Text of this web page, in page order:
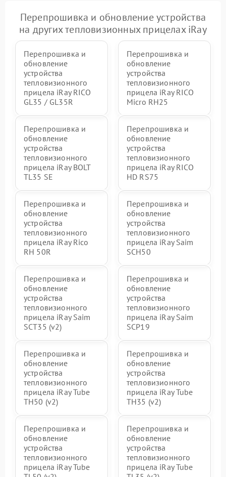
Перепрошивка и обновление устройства
на других тепловизионных прицелах iRay
Перепрошивка и
обновление
устройства
тепловизионного
прицела iRay RICO
GL35 / GL35R
Перепрошивка и
обновление
устройства
тепловизионного
прицела iRay RICO
Micro RH25
Перепрошивка и
обновление
устройства
тепловизионного
прицела iRay BOLT
TL35 SE
Перепрошивка и
обновление
устройства
тепловизионного
прицела iRay RICO
HD RS75
Перепрошивка и
обновление
устройства
тепловизионного
прицела iRay Rico
RH 50R
Перепрошивка и
обновление
устройства
тепловизионного
прицела iRay Saim
SCH50
Перепрошивка и
обновление
устройства
тепловизионного
прицела iRay Saim
SCT35 (v2)
Перепрошивка и
обновление
устройства
тепловизионного
прицела iRay Saim
SCP19
Перепрошивка и
обновление
устройства
тепловизионного
прицела iRay Tube
TH50 (v2)
Перепрошивка и
обновление
устройства
тепловизионного
прицела iRay Tube
TH35 (v2)
Перепрошивка и
обновление
устройства
тепловизионного
прицела iRay Tube
Перепрошивка и
обновление
устройства
тепловизионного
прицела iRay Tube